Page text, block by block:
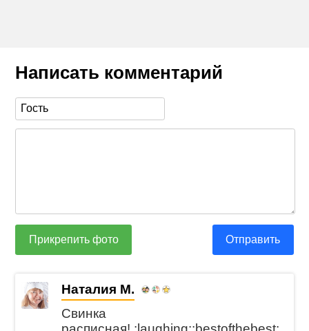
Написать комментарий
Прикрепить фото Отправить
Наталия М.
Свинка